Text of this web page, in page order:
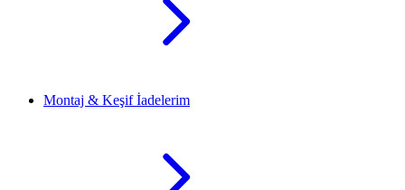
Montaj & Keşif İadelerim